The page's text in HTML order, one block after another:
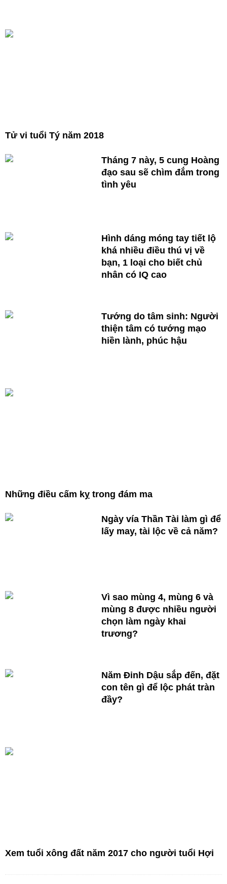
Tử vi tuổi Tý năm 2018
Tháng 7 này, 5 cung Hoàng
đạo sau sẽ chìm đắm trong
tình yêu
Hình dáng móng tay tiết lộ
khá nhiều điều thú vị về
bạn, 1 loại cho biết chủ
nhân có IQ cao
Tướng do tâm sinh: Người
thiện tâm có tướng mạo
hiền lành, phúc hậu
Những điều cấm kỵ trong đám ma
Ngày vía Thần Tài làm gì để
lấy may, tài lộc về cả năm?
Vì sao mùng 4, mùng 6 và
mùng 8 được nhiều người
chọn làm ngày khai
trương?
Năm Đinh Dậu sắp đến, đặt
con tên gì để lộc phát tràn
đầy?
Xem tuổi xông đất năm 2017 cho người tuổi Hợi